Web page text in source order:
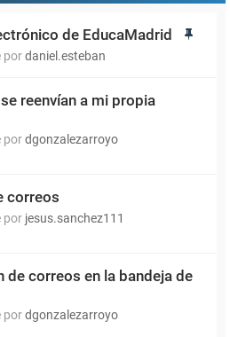
de EducaMadrid
pordaniel.esteban
reenvían a mi propia
pordgonzalezarroyo
correos
por jesus.sanchez111
de correos en la bandeja de
pordgonzalezarroyo